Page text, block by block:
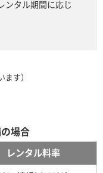
タル期間に応じ
ます）
場合
レンタル料率